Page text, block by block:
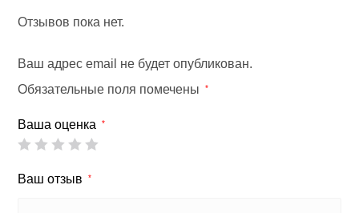
Отзывов пока нет.
Ваш адрес email не будет опубликован.
Обязательные поля помечены
*
Ваша оценка *
Ваш отзыв *